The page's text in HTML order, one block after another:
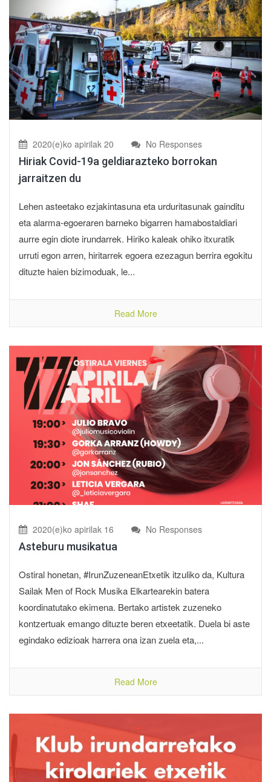
2020(e)ko apirilak 20 No Responses
Hiriak Covid-19a geldiarazteko borrokan
jarraitzen du
Lehen asteetako ezjakintasuna eta urduritasunak gainditu
eta alarma-egoeraren barneko bigarren hamabostaldiari
aurre egin diote irundarrek. Hiriko kaleak ohiko itxuratik
urruti egon arren, hiritarrek egoera ezezagun berrira egokitu
dituzte haien bizimoduak, le...
Read More
2020(e)ko apirilak 16 No Responses
Asteburu musikatua
Ostiral honetan, #IrunZuzeneanEtxetik itzuliko da, Kultura
Sailak Men of Rock Musika Elkartearekin batera
koordinatutako ekimena. Bertako artistek zuzeneko
kontzertuak emango dituzte beren etxeetatik. Duela bi aste
egindako edizioak harrera ona izan zuela eta,...
Read More